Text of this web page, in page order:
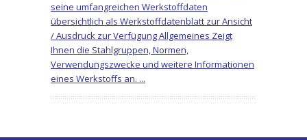
seine umfangreichen Werkstoffdaten
übersichtlich als Werkstoffdatenblatt zur Ansicht
/ Ausdruck zur Verfügung Allgemeines Zeigt
Ihnen die Stahlgruppen, Normen,
Verwendungszwecke und weitere Informationen
eines Werkstoffs an. ...